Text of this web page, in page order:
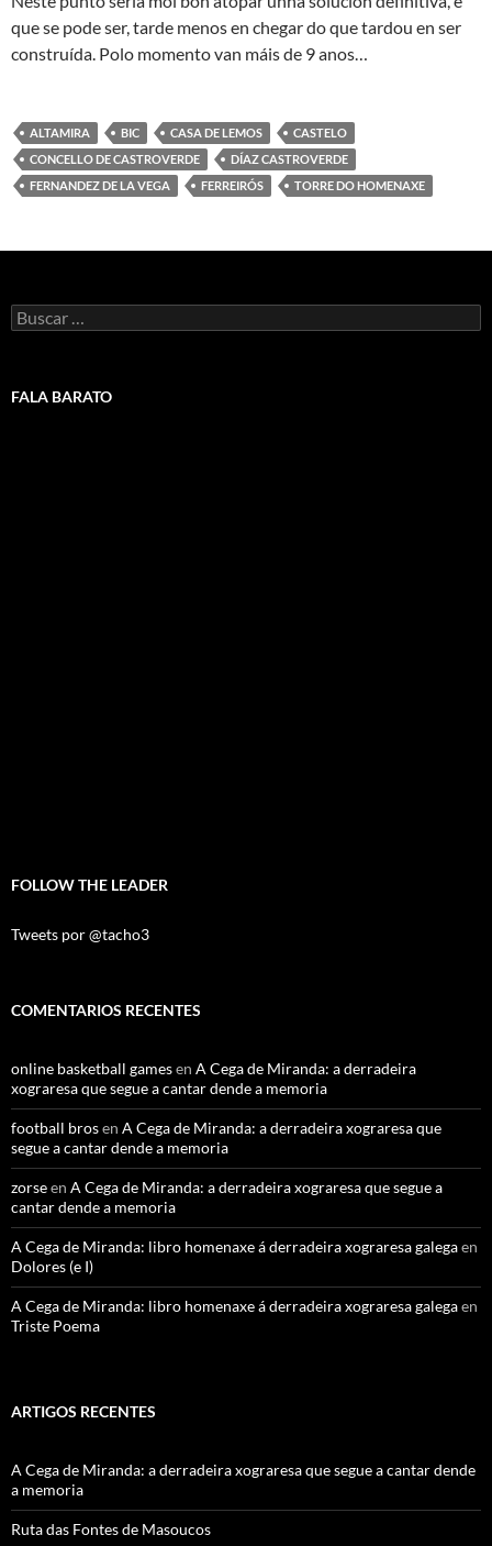
que se pode ser, tarde menos en chegar do que tardou en ser
construída. Polo momento van máis de 9 anos…
ALTAMIRA BIC CASA DE LEMOS
CASTELO
CONCELLO DE CASTROVERDE
DÍAZ CASTROVERDE
FERNANDEZ DE LA VEGA
FERREIRÓS TORRE DO HOMENAXE
Buscar:
FALA BARATO
FOLLOW THE LEADER
Tweets por @tacho3
COMENTARIOS RECENTES
online basketball gamesen A Cega de Miranda: a derradeira
xograresa que segue a cantar dende a memoria
football brosen A Cega de Miranda: a derradeira xograresa que
segue a cantar dende a memoria
zorseen A Cega de Miranda: a derradeira xograresa que segue a
cantar dende a memoria
A Cega de Miranda: libro homenaxe á derradeira xograresa galegaen
Dolores (e I)
A Cega de Miranda: libro homenaxe á derradeira xograresa galegaen
Triste Poema
ARTIGOS RECENTES
A Cega de Miranda: a derradeira xograresa que segue a cantar dende
a memoria
Ruta das Fontes de Masoucos